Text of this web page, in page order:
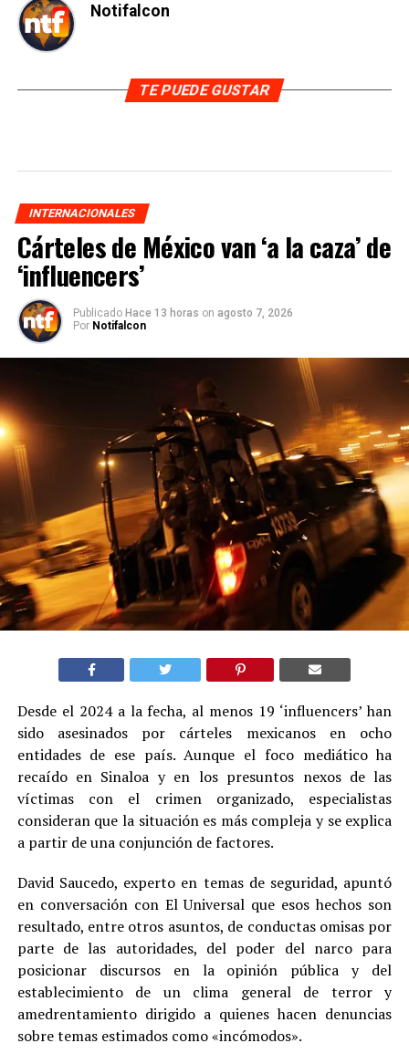
Notifalcon
TE PUEDE GUSTAR
INTERNACIONALES
Cárteles de México van ‘a la caza’ de
‘influencers’
Publicado Hace 13 horas on agosto 7, 2026
Por Notifalcon
Desde el 2024 a la fecha, al menos 19 ‘influencers’ han
sido asesinados por cárteles mexicanos en ocho
entidades de ese país. Aunque el foco mediático ha
recaído en Sinaloa y en los presuntos nexos de las
víctimas con el crimen organizado, especialistas
consideran que la situación es más compleja y se explica
a partir de una conjunción de factores.
David Saucedo, experto en temas de seguridad, apuntó
en conversación con El Universal que esos hechos son
resultado, entre otros asuntos, de conductas omisas por
parte de las autoridades, del poder del narco para
posicionar discursos en la opinión pública y del
establecimiento de un clima general de terror y
amedrentamiento dirigido a quienes hacen denuncias
sobre temas estimados como «incómodos».